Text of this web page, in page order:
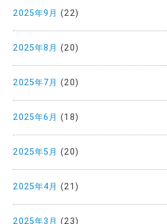
2025年9月 (22)
2025年8月 (20)
2025年7月 (20)
2025年6月 (18)
2025年5月 (20)
2025年4月 (21)
2025年3月 (23)